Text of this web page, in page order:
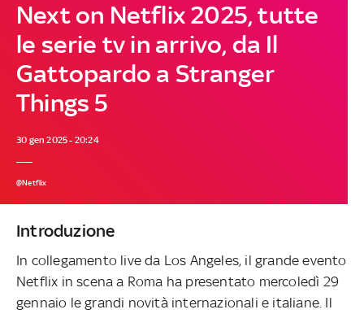
Next on Netflix 2025, tutte
le serie tv in arrivo, da Il
Gattopardo a Stranger
Things 5
30 gen 2025 - 20:24
@Netflix
Introduzione
In collegamento live da Los Angeles, il grande evento
Netflix in scena a Roma ha presentato mercoledì 29
gennaio le grandi novità internazionali e italiane. Il